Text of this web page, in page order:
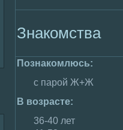
Знакомства
Познакомлюсь:
с паpoй Ж+Ж
В возрасте:
36-40 лет